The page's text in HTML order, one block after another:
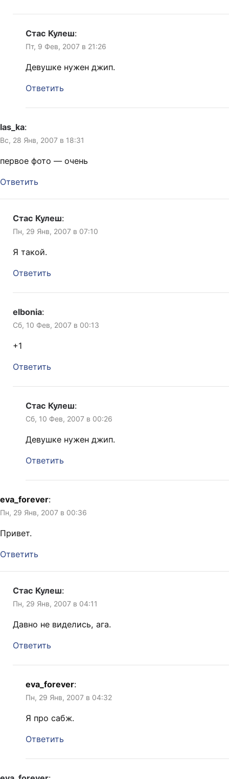
Стас Кулеш:
Пт, 9 Фев, 2007 в 21:26
Девушке нужен джип.
Ответить
las_ka:
Вс, 28 Янв, 2007 в 18:31
первое фото — очень
Ответить
Стас Кулеш:
Пн, 29 Янв, 2007 в 07:10
Я такой.
Ответить
elbonia:
Сб, 10 Фев, 2007 в 00:13
+1
Ответить
Стас Кулеш:
Сб, 10 Фев, 2007 в 00:26
Девушке нужен джип.
Ответить
eva_forever:
Пн, 29 Янв, 2007 в 00:36
Привет.
Ответить
Стас Кулеш:
Пн, 29 Янв, 2007 в 04:11
Давно не виделись, ага.
Ответить
eva_forever:
Пн, 29 Янв, 2007 в 04:32
Я про сабж.
Ответить